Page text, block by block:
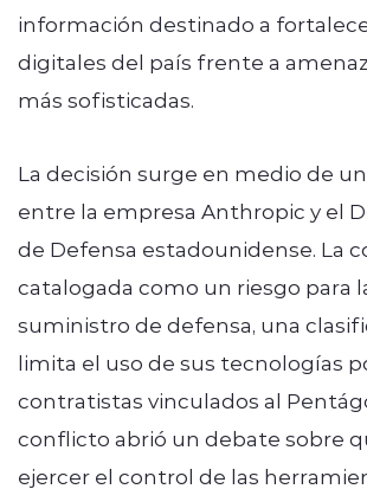
información destinado a
digitales del país frente a
más sofisticadas.
La decisión surge en medio de
entre la empresa Anthropic y el
de Defensa estadounidense. La
catalogada como un riesgo para
suministro de defensa, una
limita el uso de sus tecnologías
contratistas vinculados al
conflicto abrió un debate sobre
ejercer el control de las